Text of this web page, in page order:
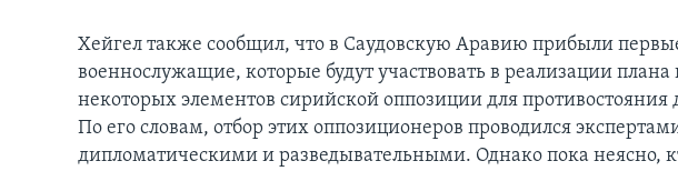
Хейгел также сообщил, что в Саудовскую Аравию прибыли
военнослужащие, которые будут участвовать в реализации плана
некоторых элементов сирийской оппозиции для
По его словам, отбор этих оппозиционеров проводился
дипломатическими и разведывательными. Однако пока неясно,